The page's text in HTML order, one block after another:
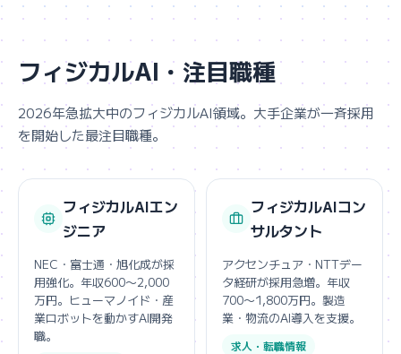
フィジカルAI・注目職種
2026年急拡大中のフィジカルAI領域。大手企業が一斉採用
を開始した最注目職種。
フィジカルAIエン
ジニア
NEC・富士通・旭化成が採
用強化。年収600〜2,000
万円。ヒューマノイド・産
業ロボットを動かすAI開発
職。
フィジカルAIコン
サルタント
アクセンチュア・NTTデー
タ経研が採用急増。年収
700〜1,800万円。製造
業・物流のAI導入を支援。
求人・転職情報